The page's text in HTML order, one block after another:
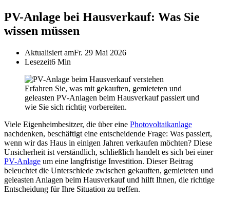
PV-Anlage bei Hausverkauf: Was Sie
wissen müssen
Aktualisiert amFr. 29 Mai 2026
Lesezeit6 Min
Erfahren Sie, was mit gekauften, gemieteten und
geleasten PV-Anlagen beim Hausverkauf passiert und
wie Sie sich richtig vorbereiten.
Viele Eigenheimbesitzer, die über eine Photovoltaikanlage
nachdenken, beschäftigt eine entscheidende Frage: Was passiert,
wenn wir das Haus in einigen Jahren verkaufen möchten? Diese
Unsicherheit ist verständlich, schließlich handelt es sich bei einer
PV-Anlage um eine langfristige Investition. Dieser Beitrag
beleuchtet die Unterschiede zwischen gekauften, gemieteten und
geleasten Anlagen beim Hausverkauf und hilft Ihnen, die richtige
Entscheidung für Ihre Situation zu treffen.